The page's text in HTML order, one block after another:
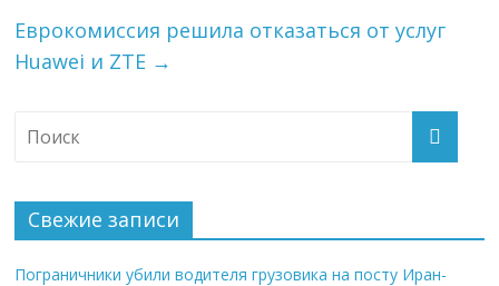
Еврокомиссия решила отказаться от услуг
Huawei и ZTE →
Свежие записи
Пограничники убили водителя грузовика на посту Иран-